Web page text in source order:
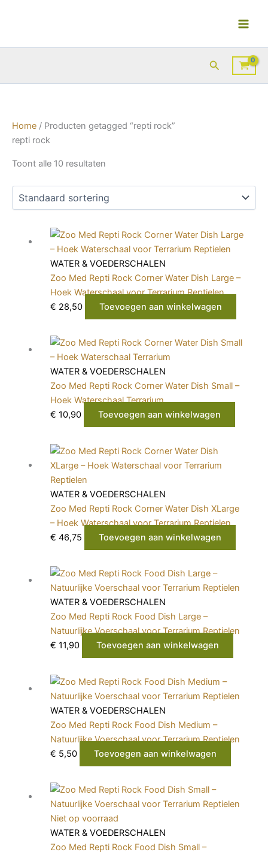
inhoud
Zoeken
Home / Producten getagged “repti rock”
repti rock
Toont alle 10 resultaten
WATER & VOEDERSCHALEN
Zoo Med Repti Rock Corner Water Dish Large –
Hoek Waterschaal voor Terrarium Reptielen
€ 28,50 Toevoegen aan winkelwagen
WATER & VOEDERSCHALEN
Zoo Med Repti Rock Corner Water Dish Small –
Hoek Waterschaal Terrarium
€ 10,90 Toevoegen aan winkelwagen
WATER & VOEDERSCHALEN
Zoo Med Repti Rock Corner Water Dish XLarge
– Hoek Waterschaal voor Terrarium Reptielen
€ 46,75 Toevoegen aan winkelwagen
WATER & VOEDERSCHALEN
Zoo Med Repti Rock Food Dish Large –
Natuurlijke Voerschaal voor Terrarium Reptielen
€ 11,90 Toevoegen aan winkelwagen
WATER & VOEDERSCHALEN
Zoo Med Repti Rock Food Dish Medium –
Natuurlijke Voerschaal voor Terrarium Reptielen
€ 5,50 Toevoegen aan winkelwagen
Niet op voorraad
WATER & VOEDERSCHALEN
Zoo Med Repti Rock Food Dish Small –